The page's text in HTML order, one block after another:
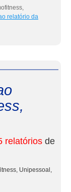
relatório da
relatórios de
Unipessoal,